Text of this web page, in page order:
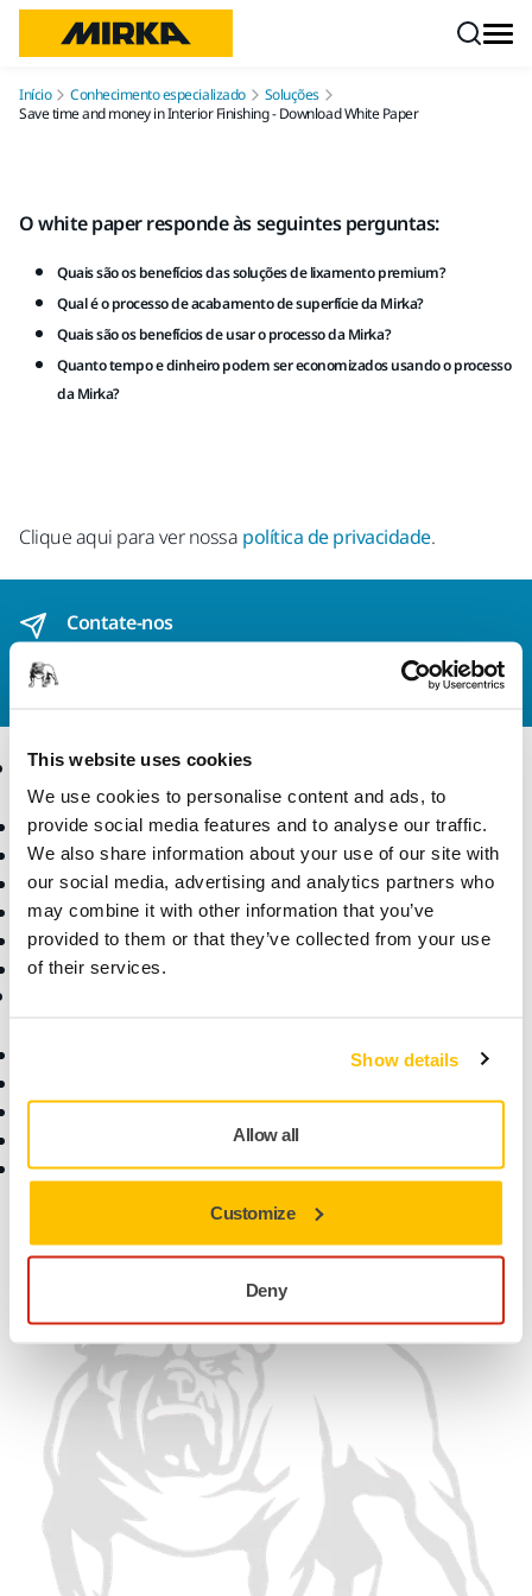
This website uses cookies
We use cookies to personalise content and ads, to
provide social media features and to analyse our traffic.
We also share information about your use of our site with
our social media, advertising and analytics partners who
may combine it with other information that you’ve
provided to them or that they’ve collected from your use
of their services.
Show details
Allow all
Customize
Deny
Início Conhecimento especializado
Soluções
Save time and money in Interior Finishing - Download White Paper
O white paper responde às seguintes perguntas:
Quais são os benefícios das soluções de lixamento premium?
Qual é o processo de acabamento de superfície da Mirka?
Quais são os benefícios de usar o processo da Mirka?
Quanto tempo e dinheiro podem ser economizados usando o processo
da Mirka?
Clique aqui para ver nossa política de privacidade.
Contate-nos
, e nosso time de
Produtos
Ferramentas elétricas
Lixamento sem pó
Abrasivos e Compostos
Acessórios e Consumíveis
Superabrasivos
Melhores marcas
especializado
Indústrias
Aplicações
Soluções
Serviços a clientes
Aplicativo myMirka
Sobre nós
Notícias
Carreira
Para a mídia